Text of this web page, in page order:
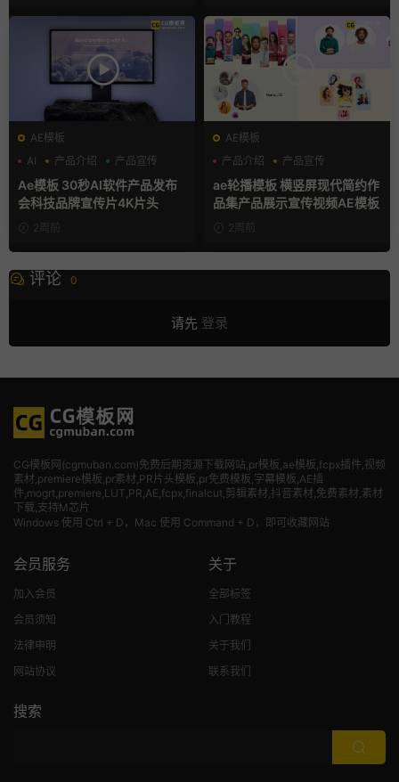
AE模板
AI
产品介绍 产品宣传
Ae模板 30秒AI软件产品发布
会科技品牌宣传片4K片头
2周前
AE模板
产品介绍
产品宣传
产品展示
ae轮播模板 横竖屏现代简约作
品集产品展示宣传视频AE模板
2周前
评论 0
请先 登录
CG模板网(cgmuban.com)免费后期资源下载网站,pr模板,ae模板,fcpx插件,视频
素材 ,premiere模板,pr素材,PR片头模板,pr免费模板,字幕模板,AE插
件,mogrt,premiere,LUT,PR,AE,fcpx,finalcut,剪辑素材,抖音素材,免费素材,素材
下载,支持M芯片
Windows 使用 Ctrl + D，Mac 使用 Command + D，即可收藏网站
会员服务
加入会员
会员须知
法律申明
网站协议
关于
全部标签
入门教程
关于我们
联系我们
搜索